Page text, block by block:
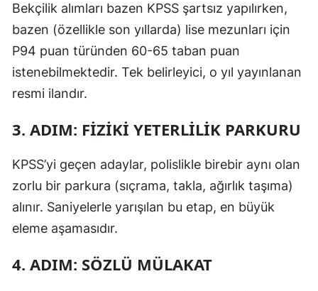
Bekçilik alımları bazen KPSS şartsız yapılırken,
bazen (özellikle son yıllarda) lise mezunları için
P94 puan türünden 60-65 taban puan
istenebilmektedir. Tek belirleyici, o yıl yayınlanan
resmi ilandır.
3. ADIM: FIZIKI YETERLILIK PARKURU
KPSS’yi geçen adaylar, polislikle birebir aynı olan
zorlu bir parkura (sıçrama, takla, ağırlık taşıma)
alınır. Saniyelerle yarışılan bu etap, en büyük
eleme aşamasıdır.
4. ADIM: SÖZLÜ MÜLAKAT